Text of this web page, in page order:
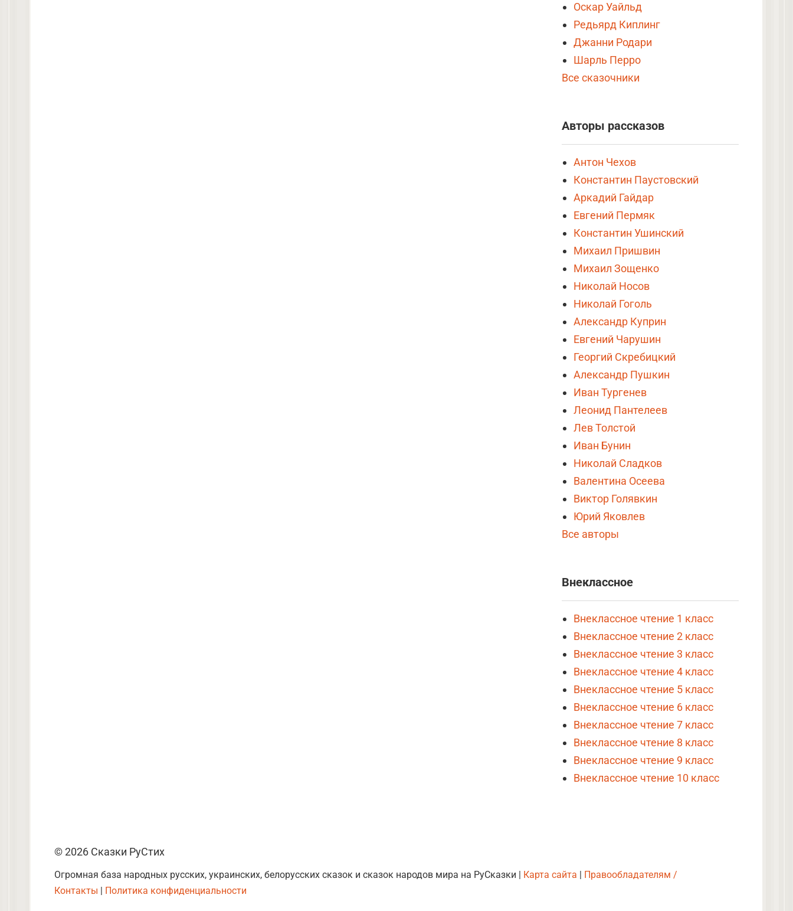
Оскар Уайльд
Редьярд Киплинг
Джанни Родари
Шарль Перро
Все сказочники
Авторы рассказов
Антон Чехов
Константин Паустовский
Аркадий Гайдар
Евгений Пермяк
Константин Ушинский
Михаил Пришвин
Михаил Зощенко
Николай Носов
Николай Гоголь
Александр Куприн
Евгений Чарушин
Георгий Скребицкий
Александр Пушкин
Иван Тургенев
Леонид Пантелеев
Лев Толстой
Иван Бунин
Николай Сладков
Валентина Осеева
Виктор Голявкин
Юрий Яковлев
Все авторы
Внеклассное
Внеклассное чтение 1 класс
Внеклассное чтение 2 класс
Внеклассное чтение 3 класс
Внеклассное чтение 4 класс
Внеклассное чтение 5 класс
Внеклассное чтение 6 класс
Внеклассное чтение 7 класс
Внеклассное чтение 8 класс
Внеклассное чтение 9 класс
Внеклассное чтение 10 класс
© 2026 Сказки РуСтих
Огромная база народных русских, украинских, белорусских сказок и сказок народов мира на РуСказки | Карта сайта | Правообладателям /
Контакты | Политика конфиденциальности